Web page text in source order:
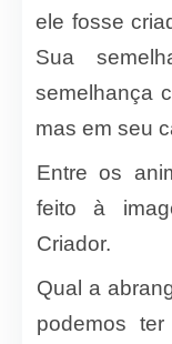
ele fosse
Sua
semelhança
mas em seu
Entre os
feito à
Criador.
Qual a
podemos